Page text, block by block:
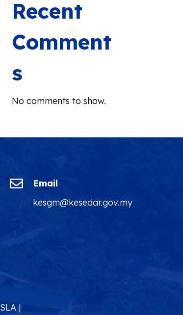
Recent
Comment
s
No comments to show.

Email
kesgm@kesedar.gov.my
SLA|